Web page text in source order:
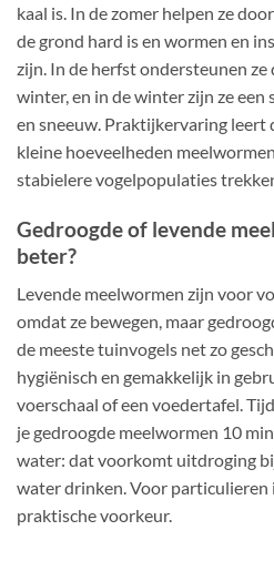
kaal is. In de zomer helpen ze
de grond hard is en wormen en
zijn. In de herfst ondersteunen
winter, en in de winter zijn ze een
en sneeuw. Praktijkervaring
kleine hoeveelheden
stabielere vogelpopulaties
Gedroogde of levende
beter?
Levende meelwormen zijn voor
omdat ze bewegen, maar
de meeste tuinvogels net zo
hygiënisch en gemakkelijk in
voerschaal of een voedertafel.
je gedroogde meelwormen 10
water: dat voorkomt uitdroging
water drinken. Voor
praktische voorkeur.